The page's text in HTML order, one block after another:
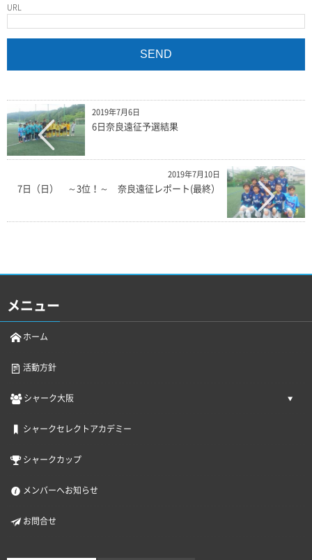
URL
2019年7月6日
6日奈良遠征予選結果
2019年7月10日
7日（日） ～3位！～ 奈良遠征レポート(最終）
メニュー
ホーム
活動方針
シャーク大阪
シャークセレクトアカデミー
シャークカップ
メンバーへお知らせ
お問合せ